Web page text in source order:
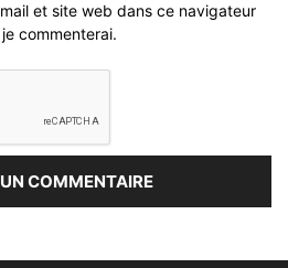
et site web dans ce navigateur
commenterai.